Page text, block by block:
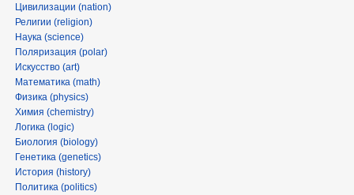
Цивилизации (nation)
Религии (religion)
Наука (science)
Поляризация (polar)
Искусство (art)
Математика (math)
Физика (physics)
Химия (chemistry)
Логика (logic)
Биология (biology)
Генетика (genetics)
История (history)
Политика (politics)